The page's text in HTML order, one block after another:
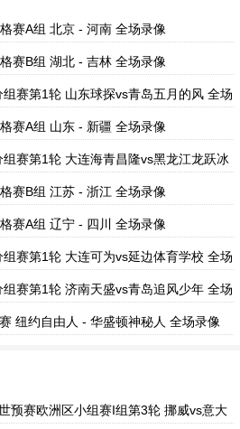
赛A组 北京 - 河南 全场录像
赛B组 湖北 - 吉林 全场录像
赛第1轮 山东球探vs青岛五月的风 全场
赛A组 山东 - 新疆 全场录像
赛第1轮 大连海青昌隆vs黑龙江龙跃冰
赛B组 江苏 - 浙江 全场录像
赛A组 辽宁 - 四川 全场录像
赛第1轮 大连可为vs延边体育学校 全场
赛第1轮 济南天盛vs青岛追风少年 全场
纽约自由人 - 华盛顿神秘人 全场录像
预赛欧洲区小组赛I组第3轮 挪威vs意大